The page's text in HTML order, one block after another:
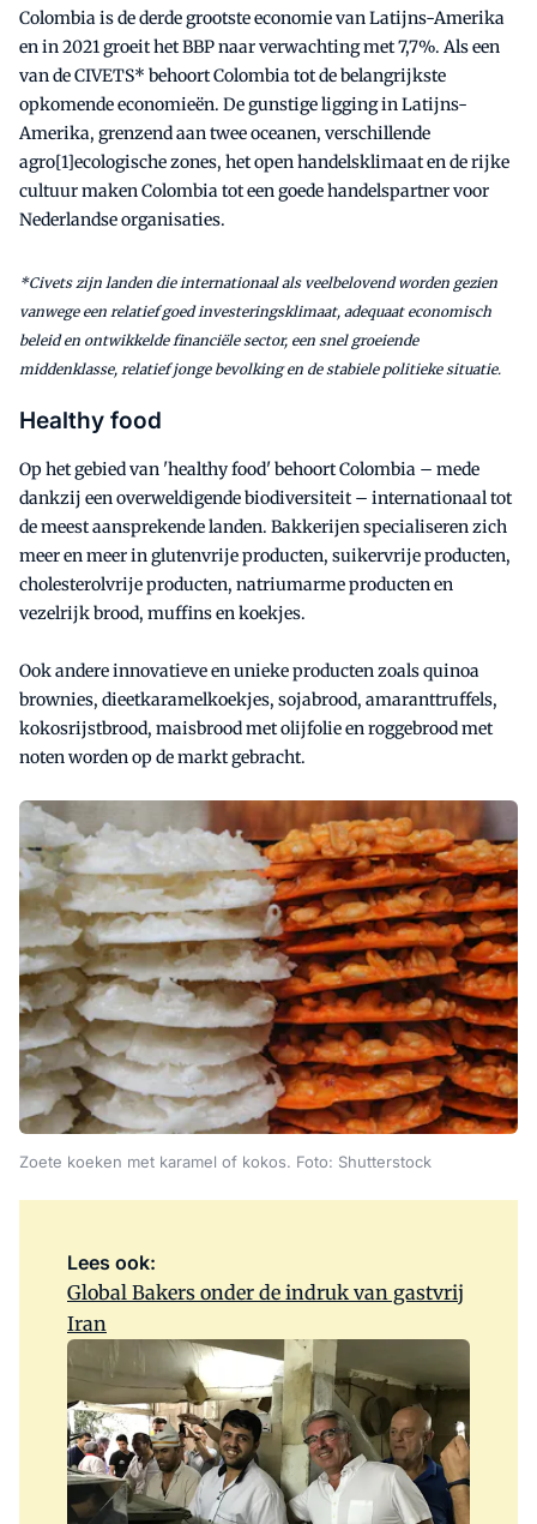
Colombia is de derde grootste economie van Latijns-Amerika
en in 2021 groeit het BBP naar verwachting met 7,7%. Als een
van de CIVETS* behoort Colombia tot de belangrijkste
opkomende economieën. De gunstige ligging in Latijns-
Amerika, grenzend aan twee oceanen, verschillende
agro[1]ecologische zones, het open handelsklimaat en de rijke
cultuur maken Colombia tot een goede handelspartner voor
Nederlandse organisaties.
*Civets zijn landen die internationaal als veelbelovend worden gezien
vanwege een relatief goed investeringsklimaat, adequaat economisch
beleid en ontwikkelde financiële sector, een snel groeiende
middenklasse, relatief jonge bevolking en de stabiele politieke situatie.
Healthy food
Op het gebied van 'healthy food' behoort Colombia – mede
dankzij een overweldigende biodiversiteit – internationaal tot
de meest aansprekende landen. Bakkerijen specialiseren zich
meer en meer in glutenvrije producten, suikervrije producten,
cholesterolvrije producten, natriumarme producten en
vezelrijk brood, muffins en koekjes.
Ook andere innovatieve en unieke producten zoals quinoa
brownies, dieetkaramelkoekjes, sojabrood, amaranttruffels,
kokosrijstbrood, maisbrood met olijfolie en roggebrood met
noten worden op de markt gebracht.
Zoete koeken met karamel of kokos. Foto: Shutterstock
Lees ook:
Global Bakers onder de indruk van gastvrij
Iran